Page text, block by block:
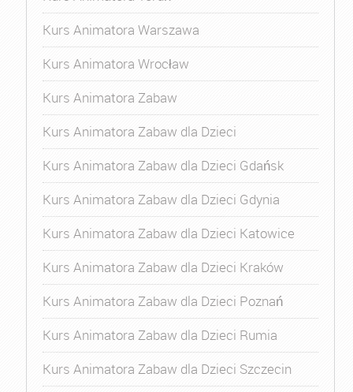
Kurs Animatora Warszawa
Kurs Animatora Wrocław
Kurs Animatora Zabaw
Kurs Animatora Zabaw dla Dzieci
Kurs Animatora Zabaw dla Dzieci Gdańsk
Kurs Animatora Zabaw dla Dzieci Gdynia
Kurs Animatora Zabaw dla Dzieci Katowice
Kurs Animatora Zabaw dla Dzieci Kraków
Kurs Animatora Zabaw dla Dzieci Poznań
Kurs Animatora Zabaw dla Dzieci Rumia
Kurs Animatora Zabaw dla Dzieci Szczecin